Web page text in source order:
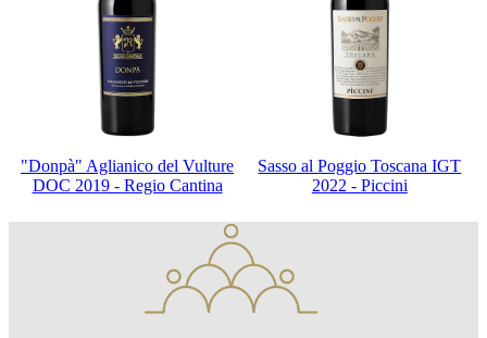
"Donpà" Aglianico del Vulture
DOC 2019 - Regio Cantina
Sasso al Poggio Toscana IGT
2022 - Piccini